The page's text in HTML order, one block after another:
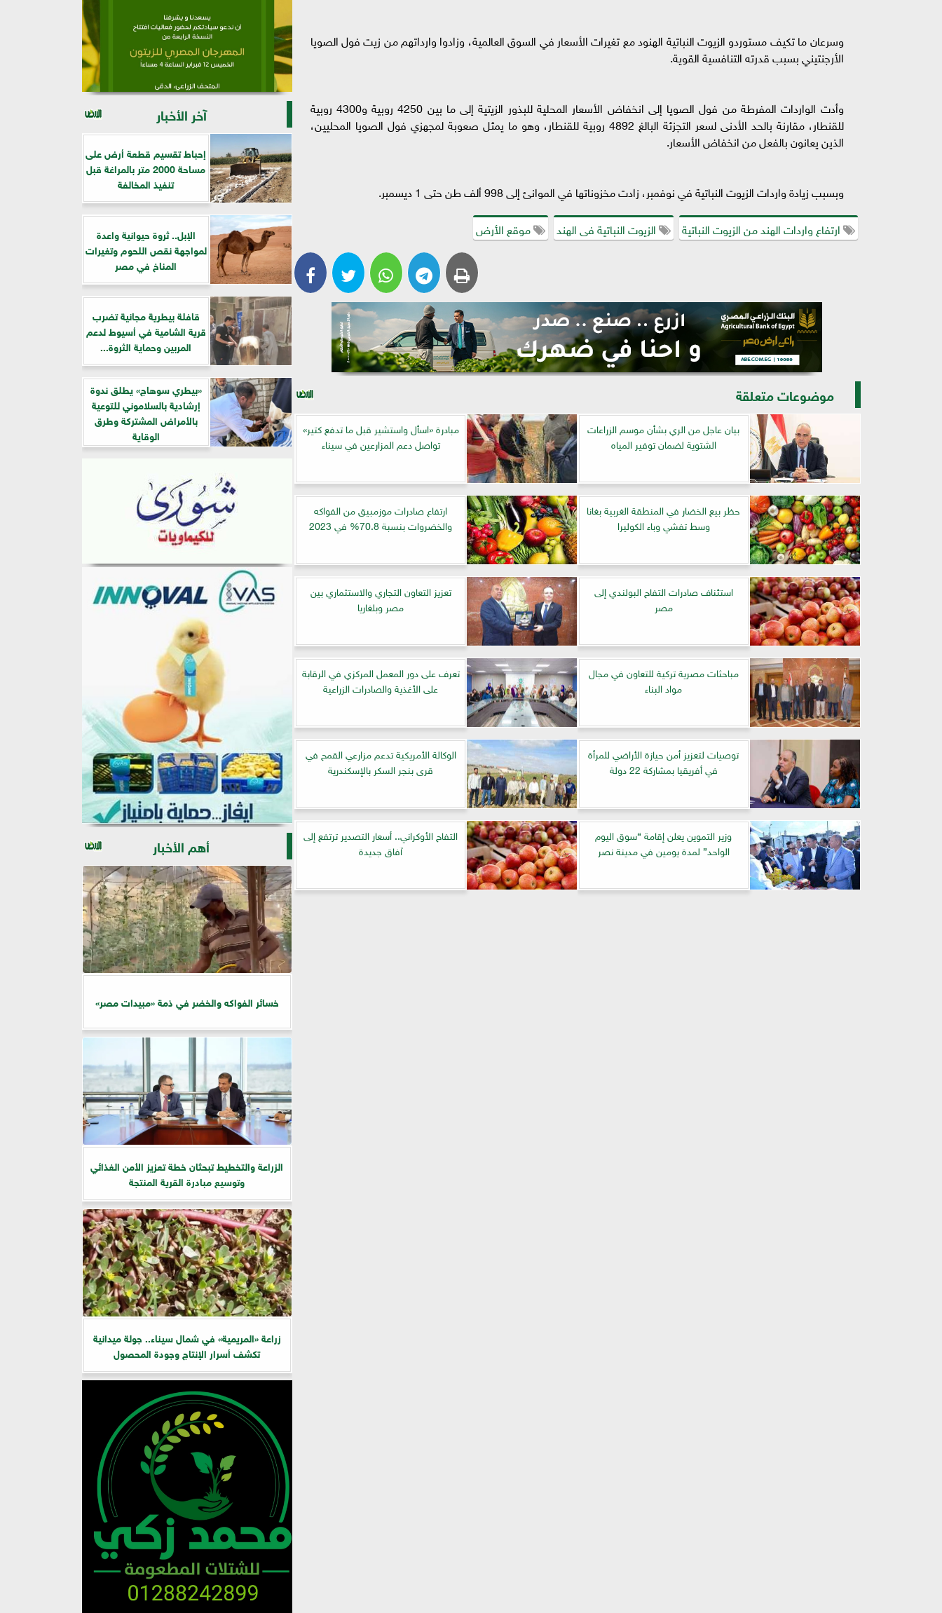
وسرعان ما تكيف مستوردو الزيوت النباتية الهنود مع تغيرات الأسعار في السوق العالمية، وزادوا وارداتهم من زيت فول الصويا
الأرجنتيني بسبب قدرته التنافسية القوية.
وأدت الواردات المفرطة من فول الصويا إلى انخفاض الأسعار المحلية للبذور الزيتية إلى ما بين 4250 روبية و4300 روبية
للقنطار، مقارنة بالحد الأدنى لسعر التجزئة البالغ 4892 روبية للقنطار، وهو ما يمثل صعوبة لمجهزي فول الصويا المحليين،
الذين يعانون بالفعل من انخفاض الأسعار.
وبسبب زيادة واردات الزيوت النباتية في نوفمبر، زادت مخزوناتها في الموانئ إلى 998 ألف طن حتى 1 ديسمبر.
ارتفاع واردات الهند من الزيوت النباتية
الزيوت النباتية فى الهند موقع الأرض
موضوعات متعلقة
بيان عاجل من الري بشأن موسم الزراعات
الشتوية لضمان توفير المياه
مبادرة «اسأل واستشير قبل ما تدفع كتير»
تواصل دعم المزارعين في سيناء
حظر بيع الخضار في المنطقة الغربية بغانا
وسط تفشي وباء الكوليرا
ارتفاع صادرات موزمبيق من الفواكه
والخضروات بنسبة 70.8% في 2023
استئناف صادرات التفاح البولندي إلى
مصر
تعزيز التعاون التجاري والاستثماري بين
مصر وبلغاريا
مباحثات مصرية تركية للتعاون في مجال
مواد البناء
تعرف على دور المعمل المركزي في الرقابة
على الأغذية والصادرات الزراعية
توصيات لتعزيز أمن حيازة الأراضي للمرأة
في أفريقيا بمشاركة 22 دولة
الوكالة الأمريكية تدعم مزارعي القمح في
قرى بنجر السكر بالإسكندرية
وزير التموين يعلن إقامة “سوق اليوم
الواحد” لمدة يومين في مدينة نصر
التفاح الأوكراني.. أسعار التصدير ترتفع إلى
آفاق جديدة
آخر الأخبار
إحباط تقسيم قطعة أرض على
مساحة 2000 متر بالمراغة قبل
تنفيذ المخالفة
الإبل.. ثروة حيوانية واعدة
لمواجهة نقص اللحوم وتغيرات
المناخ في مصر
قافلة بيطرية مجانية تضرب
قرية الشامية في أسيوط لدعم
المربين وحماية الثروة...
«بيطري سوهاج» يطلق ندوة
إرشادية بالسلاموني للتوعية
بالأمراض المشتركة وطرق
الوقاية
أهم الأخبار
خسائر الفواكه والخضر في ذمة «مبيدات مصر»
الزراعة والتخطيط تبحثان خطة تعزيز الأمن الغذائي
وتوسيع مبادرة القرية المنتجة
زراعة «المريمية» في شمال سيناء.. جولة ميدانية
تكشف أسرار الإنتاج وجودة المحصول